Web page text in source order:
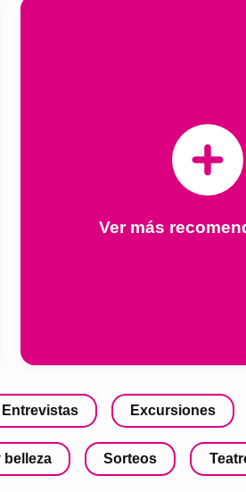
Ver más
Entrevistas Excursiones
belleza Sorteos